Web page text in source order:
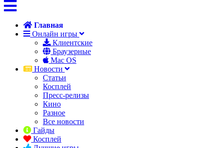
Главная
Онлайн игры
Клиентские
Браузерные
Mac OS
Новости
Статьи
Косплей
Пресс-релизы
Кино
Разное
Все новости
Гайды
Косплей